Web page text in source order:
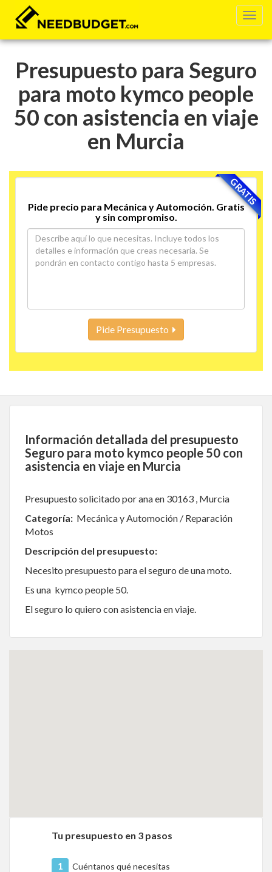
Presupuesto para Seguro
para moto kymco people
50 con asistencia en viaje
en Murcia
GRATIS
Pide precio para Mecánica y Automoción. Gratis
y sin compromiso.
Pide Presupuesto
Información detallada del presupuesto
Seguro para moto kymco people 50 con
asistencia en viaje en Murcia
Presupuesto solicitado por ana en 30163 , Murcia
Categoría: Mecánica y Automoción / Reparación
Motos
Descripción del presupuesto:
Necesito presupuesto para el seguro de una moto.
Es una kymco people 50.
El seguro lo quiero con asistencia en viaje.
Tu presupuesto en 3 pasos
1 Cuéntanos qué necesitas